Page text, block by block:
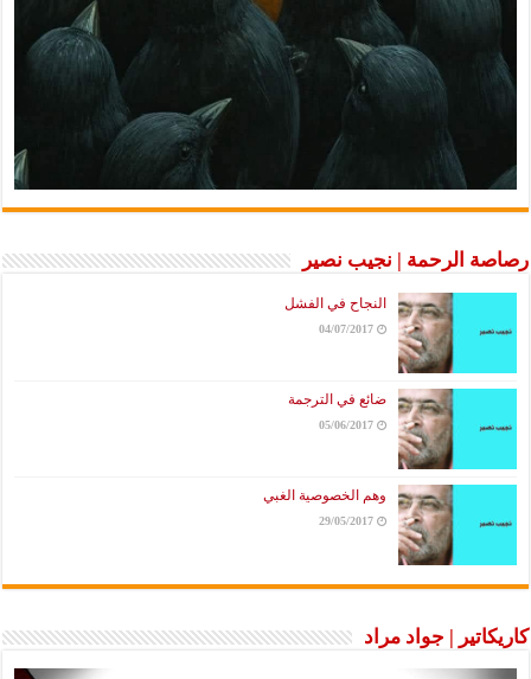
رصاصة الرحمة | نجيب نصير
النجاح في الفشل
04/07/2017
ضائع في الترجمة
05/06/2017
وهم الخصوصية الغبي
29/05/2017
كاريكاتير | جواد مراد